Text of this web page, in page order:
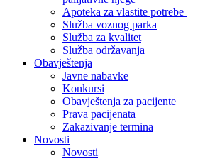
Apoteka za vlastite potrebe
Služba voznog parka
Služba za kvalitet
Služba održavanja
Obavještenja
Javne nabavke
Konkursi
Obavještenja za pacijente
Prava pacijenata
Zakazivanje termina
Novosti
Novosti